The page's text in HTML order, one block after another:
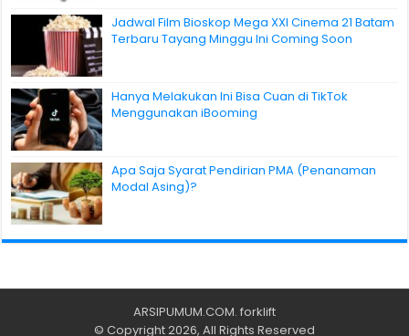
Jadwal Film Bioskop Mega XXI Cinema 21 Batam
Terbaru Tayang Minggu Ini Coming Soon
Hanya Melakukan Ini Bisa Cuan di TikTok
Menggunakan iBooming
Apa Saja Syarat Pendirian PMA (Penanaman
Modal Asing)?
ARSIPUMUM.COM. forklift
© Copyright 2026, All Rights Reserved